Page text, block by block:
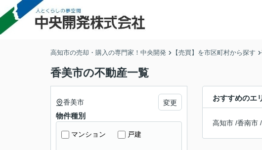
高知市の売却・購入の専門家！中央開発 【売買】を市区町村から探す
香美市の不動産一覧
おすすめのエ
高知市 /香南市 /
香美市 変更
物件種別
マンション 戸建